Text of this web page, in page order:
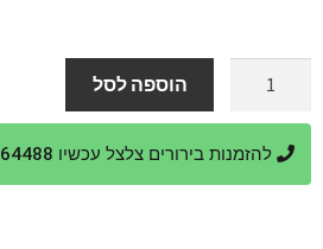
מארז
וויסקי
ג'וני
הוספה לסל
להזמנות בירורים צלצל עכשיו 058-6864488